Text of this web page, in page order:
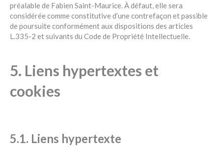
préalable de Fabien Saint-Maurice. À défaut, elle sera
considérée comme constitutive d’une contrefaçon et passible
de poursuite conformément aux dispositions des articles
L.335-2 et suivants du Code de Propriété Intellectuelle.
5. Liens hypertextes et
cookies
5.1. Liens hypertexte